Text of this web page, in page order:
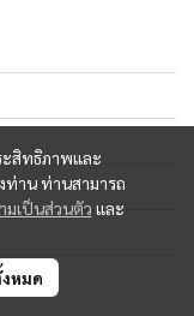
ะสิทธิภาพและ
ท่าน ท่านสามารถ
มเป็นส่วนตัว และ
หมด